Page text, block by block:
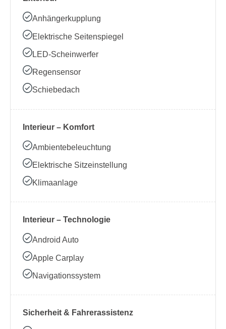
Anhängerkupplung
Elektrische Seitenspiegel
LED-Scheinwerfer
Regensensor
Schiebedach
Interieur – Komfort
Ambientebeleuchtung
Elektrische Sitzeinstellung
Klimaanlage
Interieur – Technologie
Android Auto
Apple Carplay
Navigationssystem
Sicherheit & Fahrerassistenz